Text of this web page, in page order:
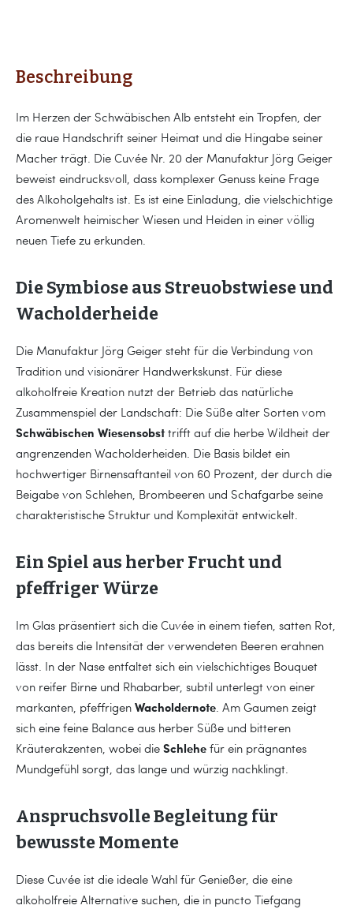
Beschreibung
Im Herzen der Schwäbischen Alb entsteht ein Tropfen, der
die raue Handschrift seiner Heimat und die Hingabe seiner
Macher trägt. Die Cuvée Nr. 20 der Manufaktur Jörg Geiger
beweist eindrucksvoll, dass komplexer Genuss keine Frage
des Alkoholgehalts ist. Es ist eine Einladung, die vielschichtige
Aromenwelt heimischer Wiesen und Heiden in einer völlig
neuen Tiefe zu erkunden.
Die Symbiose aus Streuobstwiese und
Wacholderheide
Die Manufaktur Jörg Geiger steht für die Verbindung von
Tradition und visionärer Handwerkskunst. Für diese
alkoholfreie Kreation nutzt der Betrieb das natürliche
Zusammenspiel der Landschaft: Die Süße alter Sorten vom
Schwäbischen Wiesensobsttrifft auf die herbe Wildheit der
angrenzenden Wacholderheiden. Die Basis bildet ein
hochwertiger Birnensaftanteil von 60 Prozent, der durch die
Beigabe von Schlehen, Brombeeren und Schafgarbe seine
charakteristische Struktur und Komplexität entwickelt.
Ein Spiel aus herber Frucht und
pfeffriger Würze
Im Glas präsentiert sich die Cuvée in einem tiefen, satten Rot,
das bereits die Intensität der verwendeten Beeren erahnen
lässt. In der Nase entfaltet sich ein vielschichtiges Bouquet
von reifer Birne und Rhabarber, subtil unterlegt von einer
markanten, pfeffrigen Wacholdernote. Am Gaumen zeigt
sich eine feine Balance aus herber Süße und bitteren
Kräuterakzenten, wobei die Schlehe für ein prägnantes
Mundgefühl sorgt, das lange und würzig nachklingt.
Anspruchsvolle Begleitung für
bewusste Momente
Diese Cuvée ist die ideale Wahl für Genießer, die eine
alkoholfreie Alternative suchen, die in puncto Tiefgang